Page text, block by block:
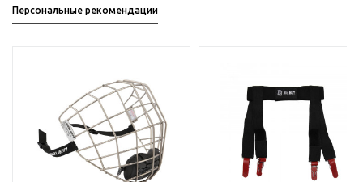
Персональные рекомендации